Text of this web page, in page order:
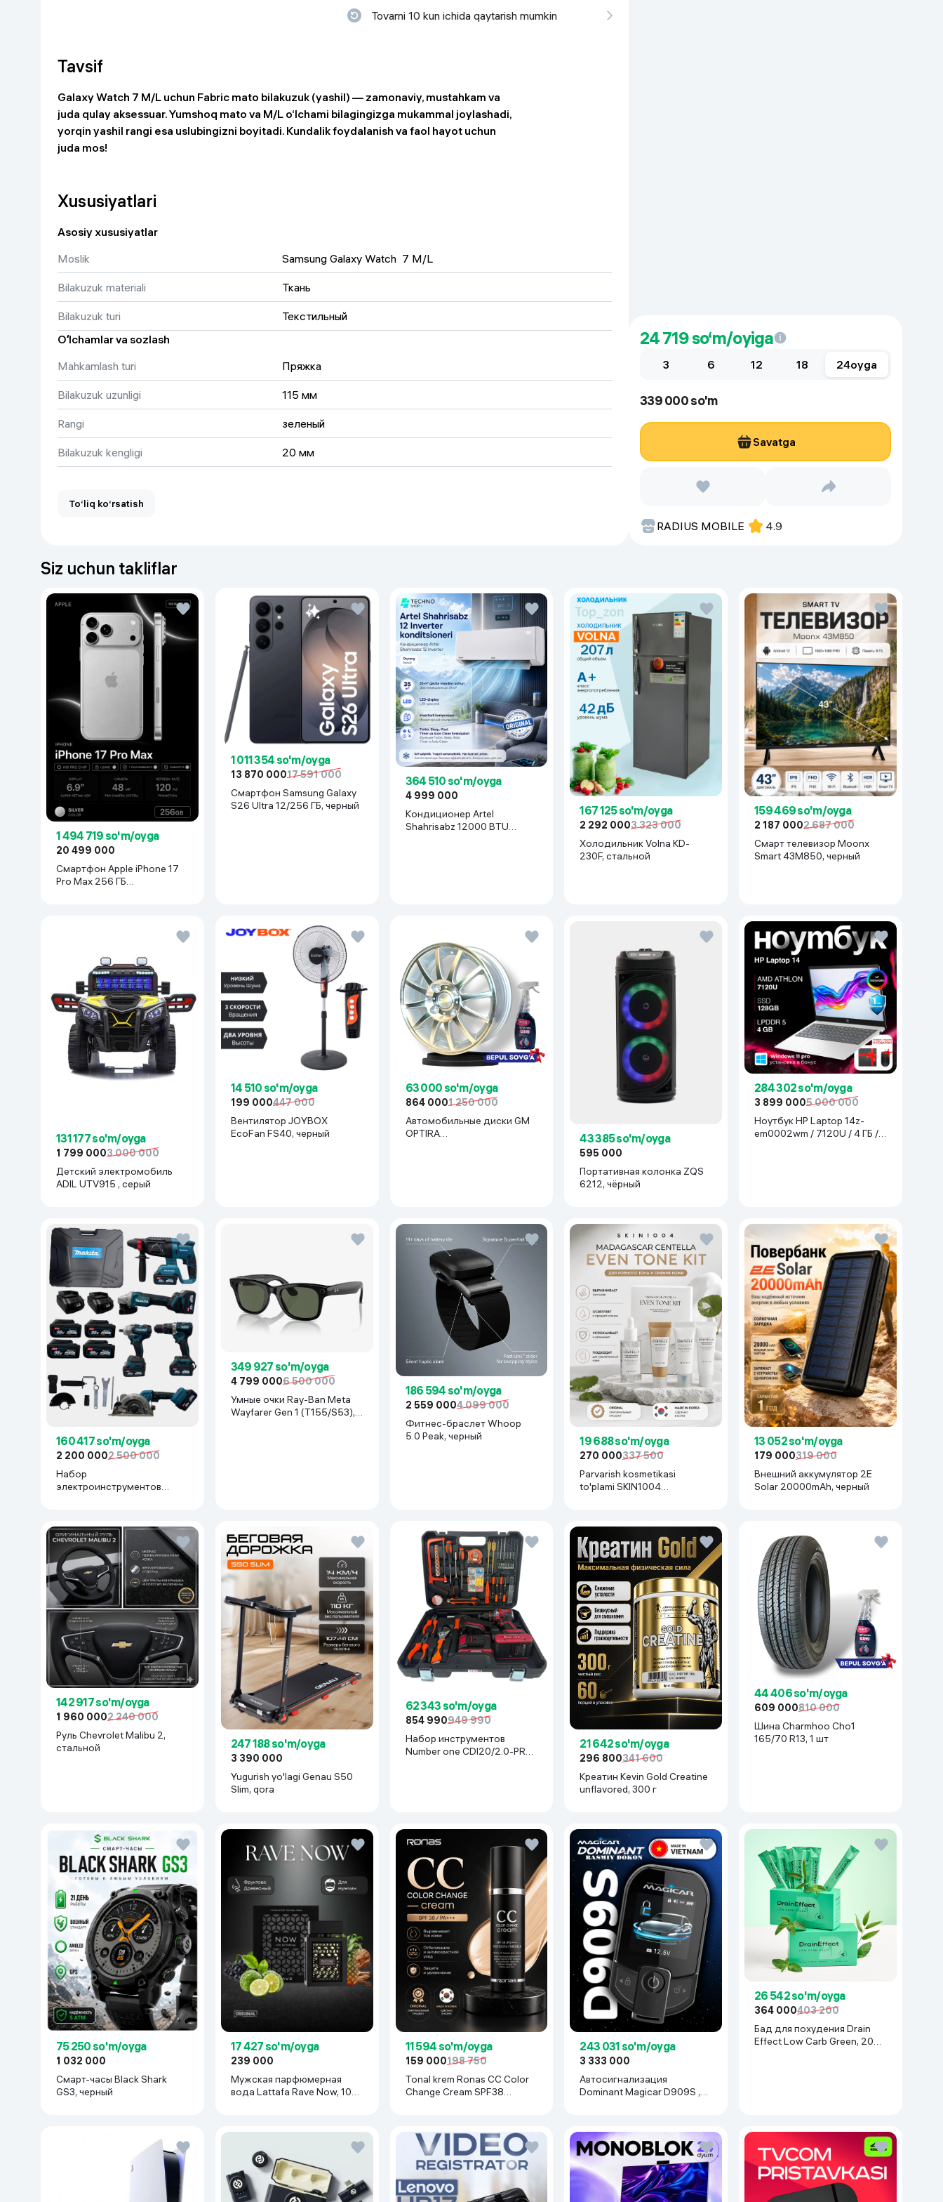
Sport tovarlari
Avtotovarlar
Zargarlik mahsulotlari
Uy va bog‘
Kanselyariya
Maishiy kimyo
Virtual haqiqat ko'zoynaklariTovarni 10 kun ichida qaytarish mumkin
Tavsif
Galaxy Watch 7 M/L uchun Fabric mato bilakuzuk (yashil) — zamonaviy, mustahkam va
juda qulay aksessuar. Yumshoq mato va M/L o‘lchami bilagingizga mukammal joylashadi,
yorqin yashil rangi esa uslubingizni boyitadi. Kundalik foydalanish va faol hayot uchun
juda mos!
Xususiyatlari
Asosiy xususiyatlar
Moslik
Samsung Galaxy Watch  7 M/L
Bilakuzuk materiali Ткань
Bilakuzuk turi
Текстильный
Oʻlchamlar va sozlash
Mahkamlash turi
Пряжка
Bilakuzuk uzunligi 115 мм
Rangi зеленый
Bilakuzuk kengligi 20 мм
To‘liq ko‘rsatish
24 719so‘m/oyiga
3 6 12 18 24oyga
339 000 so'm
Savatga
RADIUS MOBILE 4.9
Siz uchun takliflar
1 494 719 so'm/oyga
20 499 000
Смартфон Apple iPhone 17
Pro Max 256 ГБ
1 011 354 so'm/oyga
13 870 00017 591 000
Смартфон Samsung Galaxy
S26 Ultra 12/256 ГБ, черный
364 510 so'm/oyga
4 999 000
Кондиционер Artel
Shahrisabz 12000 BTU
167 125 so'm/oyga
2 292 0003 323 000
Холодильник Volna KD-
230F, стальной
159 469 so'm/oyga
2 187 0002 687 000
Смарт телевизор Moonx
Smart 43M850, черный
131 177 so'm/oyga
1 799 0003 000 000
Детский электромобиль
ADIL UTV915 , серый
14 510 so'm/oyga
199 000447 000
Вентилятор JOYBOX
EcoFan FS40, черный
63 000 so'm/oyga
864 0001 250 000
Автомобильные диски GM
OPTIRA
43 385 so'm/oyga
595 000
Портативная колонка ZQS
6212, чёрный
284 302 so'm/oyga
3 899 0005 000 000
Ноутбук HP Laptop 14z-
em0002wm / 7120U / 4 ГБ /
160 417 so'm/oyga
2 200 0002 500 000
Набор
электроинструментов
349 927 so'm/oyga
4 799 0006 500 000
Умные очки Ray-Ban Meta
Wayfarer Gen 1 (T155/S53),
186 594 so'm/oyga
2 559 0004 099 000
Фитнес-браслет Whoop
5.0 Peak, черный
19 688 so'm/oyga
270 000337 500
Parvarish kosmetikasi
to'plami SKIN1004
13 052 so'm/oyga
179 000319 000
Внешний аккумулятор 2E
Solar 20000mAh, черный
142 917 so'm/oyga
1 960 0002 240 000
Руль Chevrolet Malibu 2,
cтальной
247 188 so'm/oyga
3 390 000
Yugurish yo'lagi Genau S50
Slim, qora
62 343 so'm/oyga
854 990949 990
Набор инструментов
Number one CDI20/2.0-PRO-
21 642 so'm/oyga
296 800341 600
Креатин Kevin Gold Creatine
unflavored, 300 г
44 406 so'm/oyga
609 000810 000
Шина Charmhoo Cho1
165/70 R13, 1 шт
75 250 so'm/oyga
1 032 000
Смарт-часы Black Shark
GS3, черный
17 427 so'm/oyga
239 000
Мужская парфюмерная
вода Lattafa Rave Now, 100
11 594 so'm/oyga
159 000198 750
Tonal krem Ronas CC Color
Change Cream SPF38
243 031 so'm/oyga
3 333 000
Автосигнализация
Dominant Magicar D909S ,
26 542 so'm/oyga
364 000403 200
Бад для похудения Drain
Effect Low Carb Green, 20